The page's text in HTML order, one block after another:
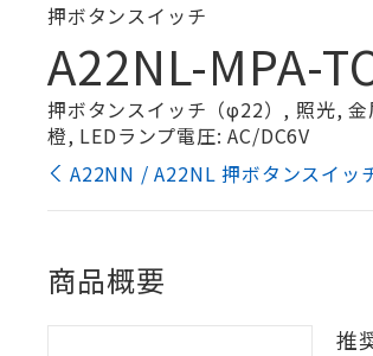
押ボタンスイッチ
A22NL-MPA-
押ボタンスイッチ（φ22）, 照光,
橙, LEDランプ電圧: AC/DC6V
A22NN / A22NL 押ボタンスイッ
商品概要
推